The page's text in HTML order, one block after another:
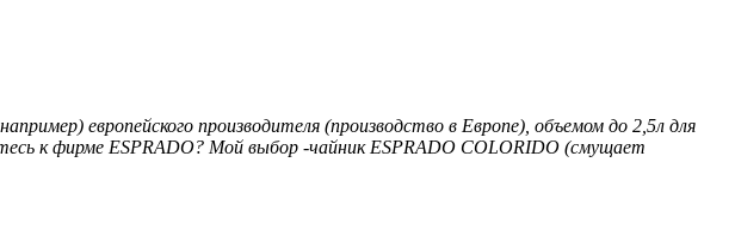
европейского производителя (производство в Европе), объемом до 2,5л для
к фирме ESPRADO? Мой выбор -чайник ESPRADO COLORIDO (смущает